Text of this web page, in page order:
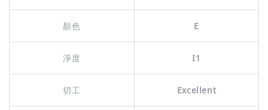
顏色 E
淨度 I1
切工 Excellent